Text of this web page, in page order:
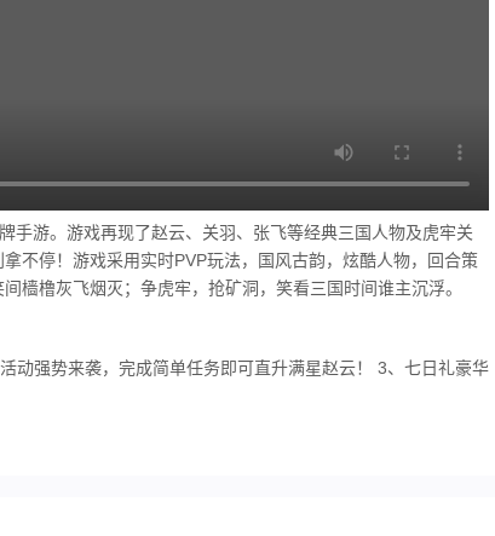
手游。游戏再现了赵云、关羽、张飞等经典三国人物及虎牢关
不停！游戏采用实时PVP玩法，国风古韵，炫酷人物，回合策
樯橹灰飞烟灭；争虎牢，抢矿洞，笑看三国时间谁主沉浮。
动强势来袭，完成简单任务即可直升满星赵云！ 3、七日礼豪华